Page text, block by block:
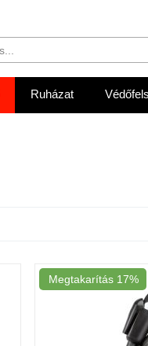
Ruházat
Megtakarítás 17%